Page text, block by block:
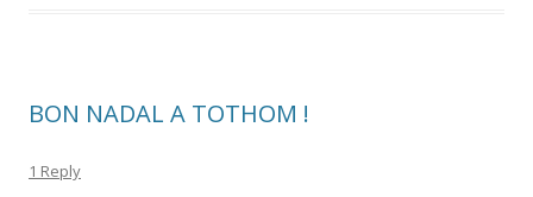
BON NADAL A TOTHOM !
1 Reply